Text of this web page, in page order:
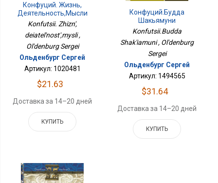
Конфуций. Жизнь,
Деятельность,мысли
Konfutsii. Zhizn',
deiatel'nost',mysli ,
Ol'denburg Sergei
Ольденбург Сергей
Артикул: 1020481
$21.63
Доставка за 14–20 дней
КУПИТЬ
Конфуций.Будда
Шакьямуни
Konfutsii.Budda
Shak'iamuni , Ol'denburg
Sergei
Ольденбург Сергей
Артикул: 1494565
$31.64
Доставка за 14–20 дней
КУПИТЬ